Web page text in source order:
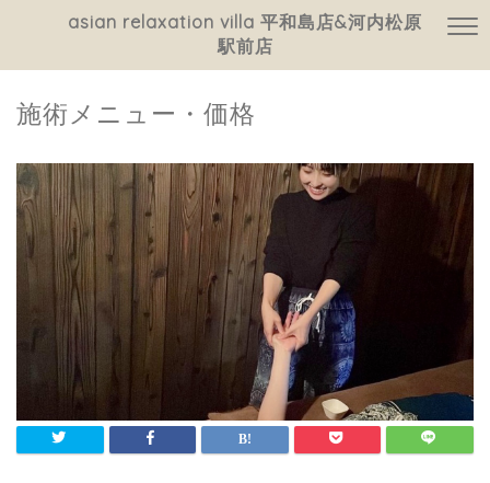
asian relaxation villa 平和島店&河内松原
駅前店
施術メニュー・価格